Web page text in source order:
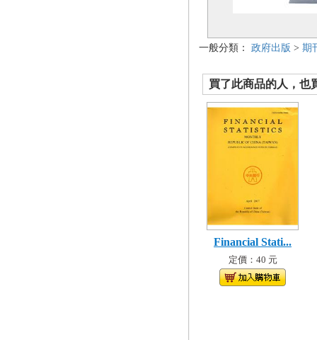
一般分類： 政府出版 > 期
買了此商品的人，也
Financial Stati...
定價：40 元